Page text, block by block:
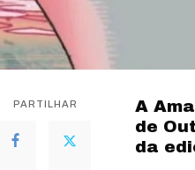
PARTILHAR
A
de
da